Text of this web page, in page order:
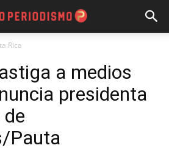
Rica
a medios
presidenta
Pauta